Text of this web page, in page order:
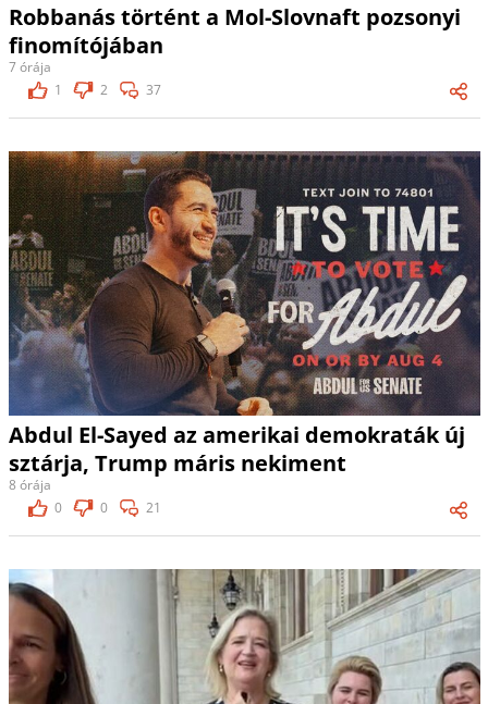
Robbanás történt a Mol-Slovnaft pozsonyi
finomítójában
7 órája
1
2 37
Abdul El-Sayed az amerikai demokraták új
sztárja, Trump máris nekiment
8 órája
0
0 21